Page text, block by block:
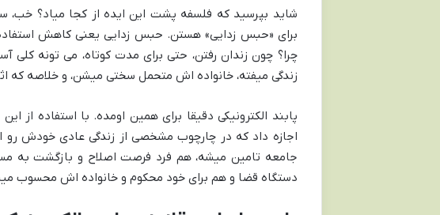
شاید بپرسید که فلسفه پشت این ایده از کجا میاد؟
برای «حبس زدایی» هستن. حبس زدایی یعنی کاهش
چرا؟ چون زندان رفتن، حتی برای مدت کوتاه، می تونه کلی
زندگی میفته، خانواده اش متحمل سختی میشن، و خلاصه که
پابند الکترونیکی دقیقا برای همین اومده. با استفاده
اجازه داد که در چارچوب مشخصی از زندگی عادی خودش رو
جامعه تامین میشه، هم فرد فرصت اصلاح و بازگشت به
دستگاه قضا و هم برای خود محکوم و خانواده اش محسوب